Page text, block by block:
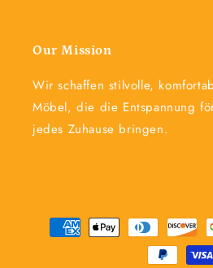
Our Mission
Wir schaffen stilvolle,
Möbel, die die Entspannung
jedes Zuhause bringen.
Zahlungsmethoden